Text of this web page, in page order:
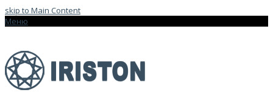
skip to Main Content
Меню